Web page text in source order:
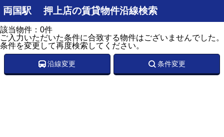
両国駅 押上店の賃貸物件沿線検索
該当物件：0件
ご入力いただいた条件に合致する物件はございませんでした。
条件を変更して再度検索してください。
沿線変更 条件変更